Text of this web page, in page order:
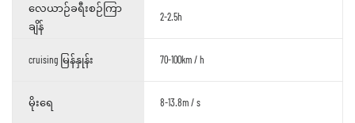
လေယာဉ်ခရီးစဉ်ကြာ
ချိန်
2-2.5h
cruising မြန်နှုန်း 70-100km / h
မိုးရေ 8-13.8m / s